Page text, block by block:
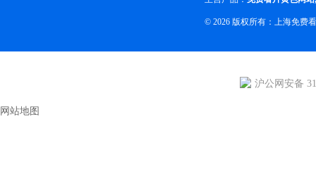
© 2026 版权所有：上海免费
沪公网安备
网站地图